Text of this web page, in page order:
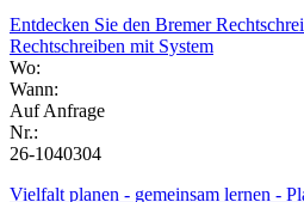
Entdecken Sie den Bremer
Rechtschreiben mit System
Wo:
Wann:
Auf Anfrage
Nr.:
26-1040304
Vielfalt planen - gemeinsam lernen -